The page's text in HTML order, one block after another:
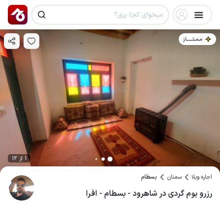
مـمـتــــــاز
1 از 12
اجاره ویلا سمنان بسطام
رزرو بوم گردی در شاهرود - بسطام - افرا